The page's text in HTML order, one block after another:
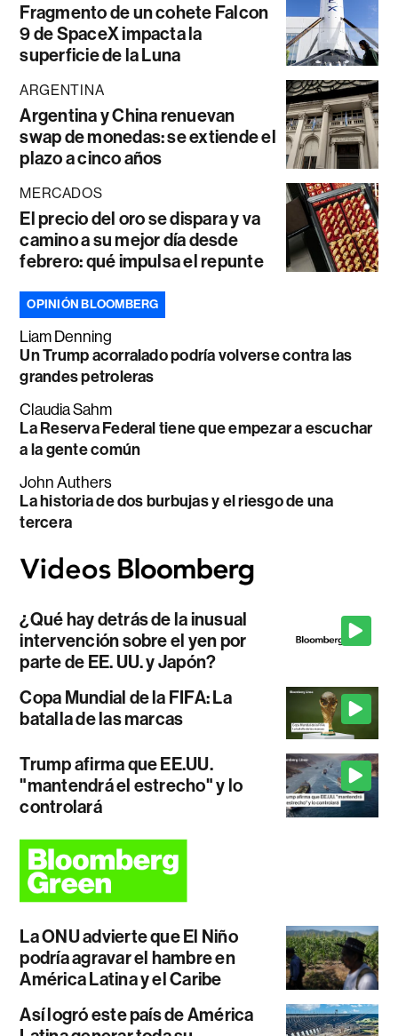
Fragmento de un cohete Falcon
9 de SpaceX impacta la
superficie de la Luna
ARGENTINA
Argentina y China renuevan
swap de monedas: se extiende el
plazo a cinco años
MERCADOS
El precio del oro se dispara y va
camino a su mejor día desde
febrero: qué impulsa el repunte
OPINIÓN BLOOMBERG
Liam Denning
Un Trump acorralado podría volverse contra las
grandes petroleras
Claudia Sahm
La Reserva Federal tiene que empezar a escuchar
a la gente común
John Authers
La historia de dos burbujas y el riesgo de una
tercera
¿Qué hay detrás de la inusual
intervención sobre el yen por
parte de EE. UU. y Japón?
Copa Mundial de la FIFA: La
batalla de las marcas
Trump afirma que EE.UU.
"mantendrá el estrecho" y lo
controlará
La ONU advierte que El Niño
podría agravar el hambre en
América Latina y el Caribe
Así logró este país de América